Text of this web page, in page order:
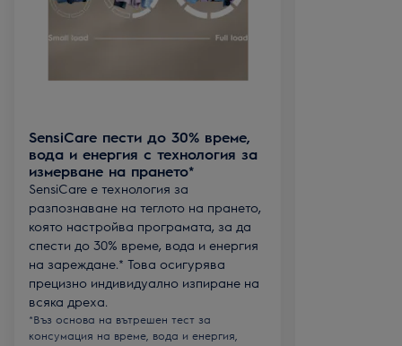
SensiCare пести до 30% време,
вода и енергия с технология за
измерване на прането*
SensiCare е технология за
разпознаване на теглото на прането,
която настройва програмата, за да
спести до 30% време, вода и енергия
на зареждане.* Това осигурява
прецизно индивидуално изпиране на
всяка дреха.
*Въз основа на вътрешен тест за
консумация на време, вода и енергия,